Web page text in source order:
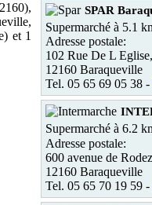
et 1
SPAR
Supermarché à 5.1
Adresse postale:
102 Rue De L Eglise,
12160 Baraqueville
Tel. 05 65 69 05 38 -
Supermarché à 6.2
Adresse postale:
600 avenue de Rodez
12160 Baraqueville
Tel. 05 65 70 19 59 -